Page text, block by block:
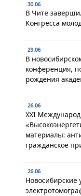
30.06
В Чите
Конгресса
29.06
В
конференция,
рождения
26.06
XXI
материалы:
гражданское
26.06